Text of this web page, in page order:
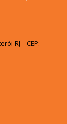
RJ – CEP: